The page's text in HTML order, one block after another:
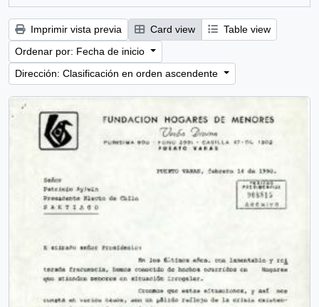
Imprimir vista previa Card view
Table view
Ordenar por: Fecha de inicio
Dirección: Clasificación en orden ascendente